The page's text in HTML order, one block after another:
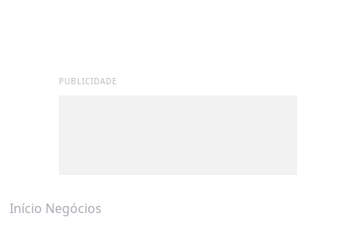
PUBLICIDADE
Início Negócios